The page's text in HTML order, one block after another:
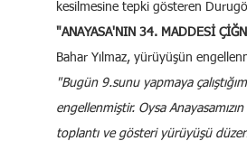
kesilmesine tepki gösteren Durugöl
"ANAYASA'NIN 34. MADDESİ
Bahar Yılmaz, yürüyüşün
"Bugün 9.sunu yapmaya
engellenmiştir. Oysa
toplantı ve gösteri yürüyüşü